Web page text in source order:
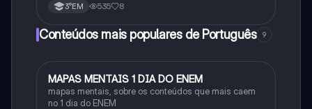
3°EM 535 8
Conteúdos mais populares de Português 9
Português
MAPAS MENTAIS 1 DIA DO ENEM
mapas mentais, sobre os conteúdos que mais caem
no 1 dia do ENEM